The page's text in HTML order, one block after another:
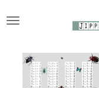
hoofdinhoud